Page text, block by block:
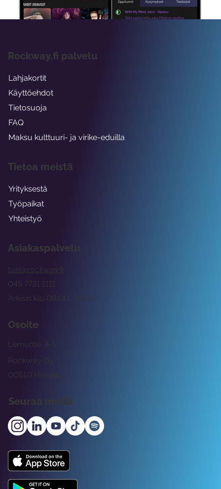
Asiakaspalvelu
tuki@rockway.fi
Arkisin klo 09:00 -15:00
045 7731 1111
Osoite
Rockway Oy
Lemuntie 3-5
00510 Helsinki
Seuraa meitä
Rockway.fi palvelu
Lahjakortit
Käyttöehdot
Tietosuoja
FAQ
Maksu kulttuuri- ja virike-eduilla
Tietoa meistä
Yrityksestä
Työpaikat
Yhteistyö